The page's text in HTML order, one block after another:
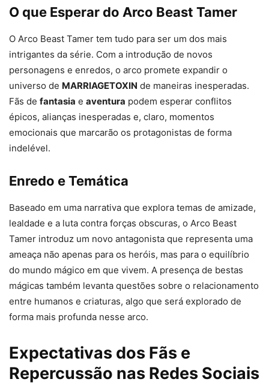
O que Esperar do Arco Beast Tamer
O Arco Beast Tamer tem tudo para ser um dos mais
intrigantes da série. Com a introdução de novos
personagens e enredos, o arco promete expandir o
universo de MARRIAGETOXIN de maneiras inesperadas.
Fãs de fantasia e aventura podem esperar conflitos
épicos, alianças inesperadas e, claro, momentos
emocionais que marcarão os protagonistas de forma
indelével.
Enredo e Temática
Baseado em uma narrativa que explora temas de amizade,
lealdade e a luta contra forças obscuras, o Arco Beast
Tamer introduz um novo antagonista que representa uma
ameaça não apenas para os heróis, mas para o equilíbrio
do mundo mágico em que vivem. A presença de bestas
mágicas também levanta questões sobre o relacionamento
entre humanos e criaturas, algo que será explorado de
forma mais profunda nesse arco.
Expectativas dos Fãs e
Repercussão nas Redes Sociais